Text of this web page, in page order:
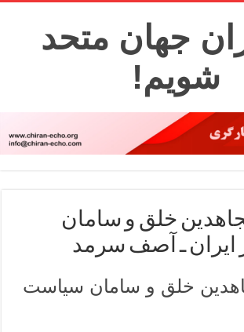
جهان متحد
شویم!
خلق و سامان
ـ آصف سرمد
خلق و سامان سیاست